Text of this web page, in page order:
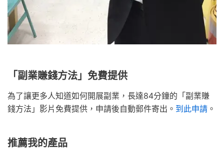
「副業賺錢方法」免費提供
為了讓更多人知道如何開展副業，長達84分鐘的「副業賺
錢方法」影片免費提供，申請後自動郵件寄出。 到此申請 。
推薦我的產品